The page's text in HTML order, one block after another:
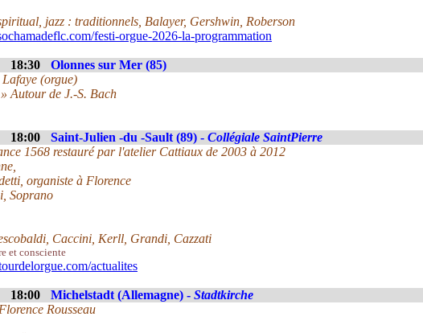
jazz : traditionnels, Balayer, Gershwin, Roberson
festi-orgue-2026-la-programmation
18:30 Olonnes sur Mer (85)
(orgue)
Autour de J.-S. Bach
18:00 Saint-Julien -du -Sault (89) - Collégiale SaintPierre
1568 restauré par l'atelier Cattiaux de 2003 à 2012
organiste à Florence
Soprano
Caccini, Kerll, Grandi, Cazzati
et consciente
actualites
18:00 Michelstadt (Allemagne) - Stadtkirche
Rousseau